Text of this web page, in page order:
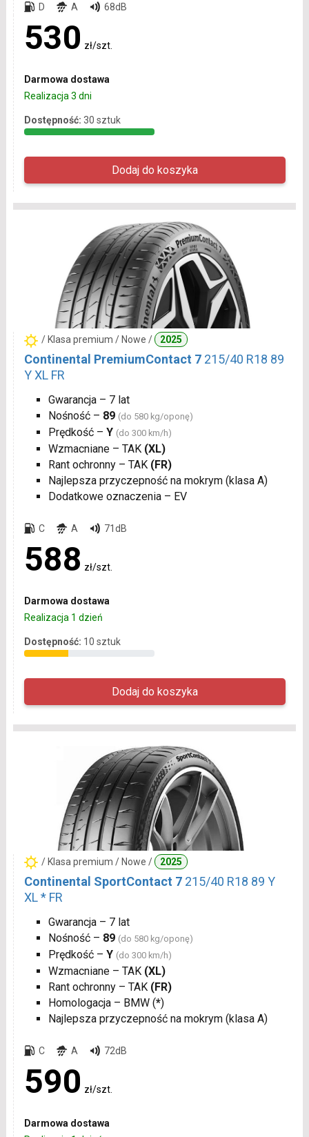
D A 68dB
530 zł/szt.
Darmowa dostawa
Realizacja 3 dni
Dostępność: 30 sztuk
/ Klasa premium / Nowe / 2025
Continental PremiumContact 7 215/40 R18 89
Y XL FR
Gwarancja – 7 lat
Nośność – 89 (do 580 kg/oponę)
Prędkość – Y (do 300 km/h)
Wzmacniane – TAK (XL)
Rant ochronny – TAK (FR)
Najlepsza przyczepność na mokrym (klasa A)
Dodatkowe oznaczenia – EV
C A 71dB
588 zł/szt.
Darmowa dostawa
Realizacja 1 dzień
Dostępność: 10 sztuk
/ Klasa premium / Nowe / 2025
Continental SportContact 7 215/40 R18 89 Y
XL * FR
Gwarancja – 7 lat
Nośność – 89 (do 580 kg/oponę)
Prędkość – Y (do 300 km/h)
Wzmacniane – TAK (XL)
Rant ochronny – TAK (FR)
Homologacja – BMW (*)
Najlepsza przyczepność na mokrym (klasa A)
C A 72dB
590 zł/szt.
Darmowa dostawa